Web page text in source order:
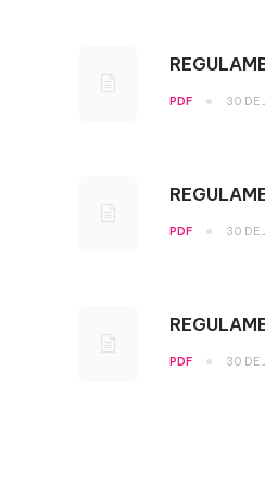
PDF • 30 DE
PDF • 30 DE
PDF • 30 DE